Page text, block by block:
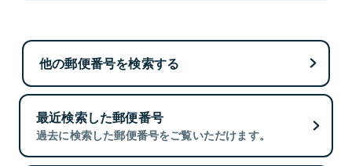
他の郵便番号を検索する
最近検索した郵便番号
過去に検索した郵便番号をご覧いただけます。